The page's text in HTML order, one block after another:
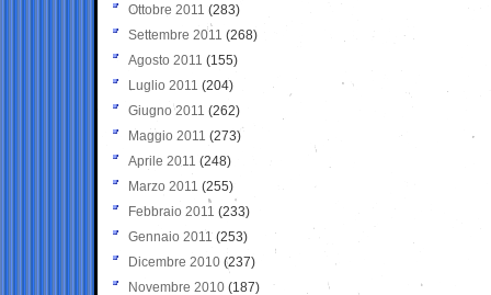
Ottobre 2011 (283)
Settembre 2011 (268)
Agosto 2011 (155)
Luglio 2011 (204)
Giugno 2011 (262)
Maggio 2011 (273)
Aprile 2011 (248)
Marzo 2011 (255)
Febbraio 2011 (233)
Gennaio 2011 (253)
Dicembre 2010 (237)
Novembre 2010 (187)